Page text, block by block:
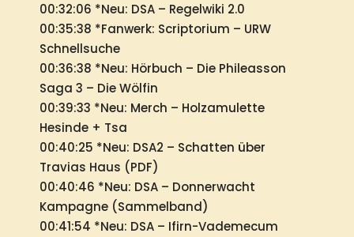
00:32:06 *Neu: DSA – Regelwiki 2.0
00:35:38 *Fanwerk: Scriptorium – URW
Schnellsuche
00:36:38 *Neu: Hörbuch – Die Phileasson
Saga 3 – Die Wölfin
00:39:33 *Neu: Merch – Holzamulette
Hesinde + Tsa
00:40:25 *Neu: DSA2 – Schatten über
Travias Haus (PDF)
00:40:46 *Neu: DSA – Donnerwacht
Kampagne (Sammelband)
00:41:54 *Neu: DSA – Ifirn-Vademecum